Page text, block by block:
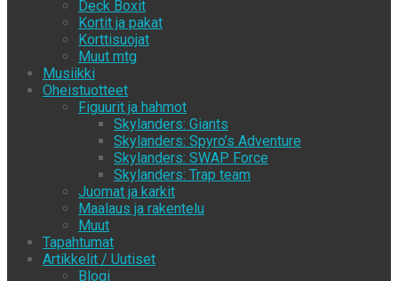
Deck Boxit
Kortit ja pakat
Korttisuojat
Muut mtg
Musiikki
Oheistuotteet
Figuurit ja hahmot
Skylanders: Giants
Skylanders: Spyro’s Adventure
Skylanders: SWAP Force
Skylanders: Trap team
Juomat ja karkit
Maalaus ja rakentelu
Muut
Tapahtumat
Artikkelit / Uutiset
Blogi